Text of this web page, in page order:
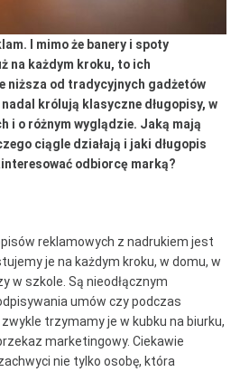
I mimo że banery i spoty
na każdym kroku, to ich
niższa od tradycyjnych gadżetów
królują klasyczne długopisy, w
i o różnym wyglądzie. Jaką mają
ciągle działają i jaki długopis
odbiorcę marką?
reklamowych z nadrukiem jest
je na każdym kroku, w domu, w
w szkole. Są nieodłącznym
umów czy podczas
trzymamy je w kubku na biurku,
marketingowy. Ciekawie
nie tylko osobę, która